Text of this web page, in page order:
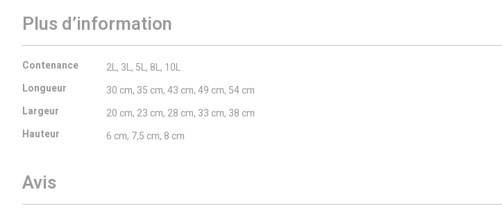
Plus d’information
Plus
Contenance
2L, 3L, 5L, 8L, 10L
Longueur
30 cm, 35 cm, 43 cm, 49 cm, 54 cm
Largeur
20 cm, 23 cm, 28 cm, 33 cm, 38 cm
Hauteur
6 cm, 7,5 cm, 8 cm
Avis